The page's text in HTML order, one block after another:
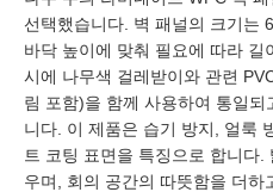
선택했습니다. 벽 패널의 크기는
바닥 높이에 맞춰 필요에 따라
시에 나무색 걸레받이와 관련
림 포함)을 함께 사용하여 통일
니다. 이 제품은 습기 방지, 얼룩
트 코팅 표면을 특징으로 합니다
우며, 회의 공간의 따뜻함을 더하